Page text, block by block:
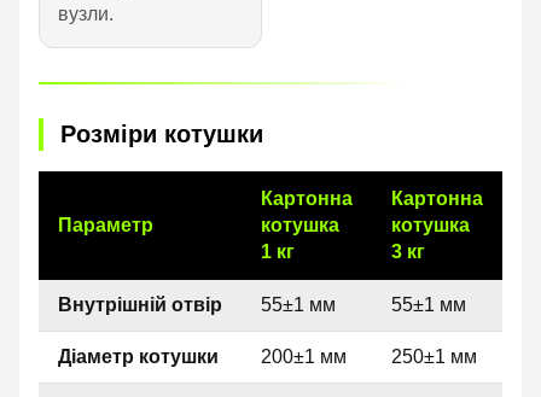
вузли.
Розміри котушки
Параметр
Картонна
котушка
1 кг
Картонна
котушка
3 кг
Внутрішній отвір 55±1 мм 55±1 мм
Діаметр котушки 200±1 мм 250±1 мм